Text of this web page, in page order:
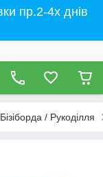
пр.2-4х днів
/ Рукоділля